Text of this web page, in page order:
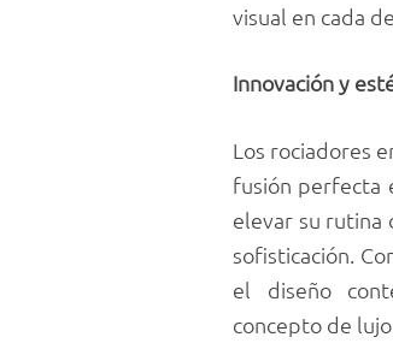
visual en cada
Innovación y
Los rociadores
fusión perfecta
elevar su rutina
sofisticación.
el diseño
concepto de